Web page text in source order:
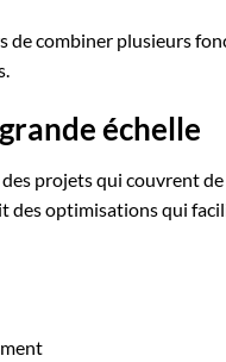
combiner plusieurs
échelle
projets qui couvrent de
des optimisations qui